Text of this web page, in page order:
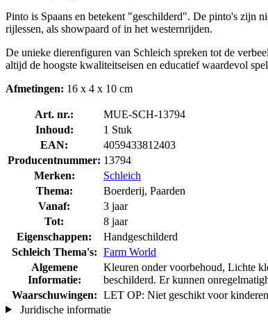
Pinto is Spaans en betekent "geschilderd". De pinto's zijn
rijlessen, als showpaard of in het westernrijden.
De unieke dierenfiguren van Schleich spreken tot de
altijd de hoogste kwaliteitseisen en educatief waardevol
Afmetingen: 16 x 4 x 10 cm
Art. nr.:
MUE-SCH-13794
Inhoud:
1 Stuk
EAN:
4059433812403
Producentnummer: 13794
Merken:
Schleich
Thema:
Boerderij, Paarden
Vanaf:
3 jaar
Tot:
8 jaar
Eigenschappen:
Handgeschilderd
Schleich Thema's: Farm World
Algemene
Informatie:
Kleuren onder voorbehoud, Lichte
beschilderd. Er kunnen
Waarschuwingen: LET OP: Niet geschikt voor
Juridische informatie